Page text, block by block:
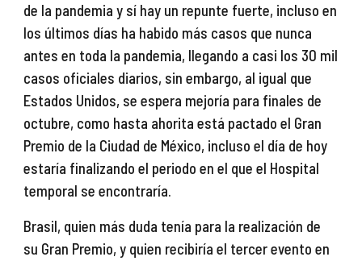
de la pandemia y sí hay un repunte fuerte, incluso en
los últimos días ha habido más casos que nunca
antes en toda la pandemia, llegando a casi los 30 mil
casos oficiales diarios, sin embargo, al igual que
Estados Unidos, se espera mejoría para finales de
octubre, como hasta ahorita está pactado el Gran
Premio de la Ciudad de México, incluso el día de hoy
estaría finalizando el periodo en el que el Hospital
temporal se encontraría.
Brasil, quien más duda tenía para la realización de
su Gran Premio, y quien recibiría el tercer evento en